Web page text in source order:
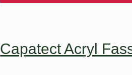
Capatect Acryl